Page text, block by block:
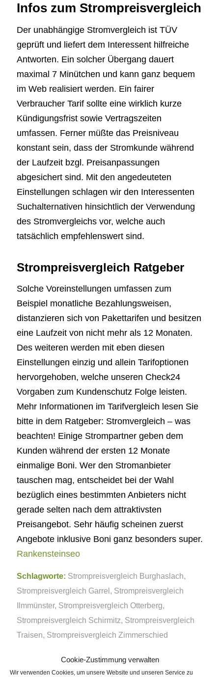
Cookie-Zustimmung verwalten
Wir verwenden Cookies, um unsere Website und unseren Service zu
Infos zum Strompreisvergleich
Der unabhängige Stromvergleich ist TÜV
geprüft und liefert dem Interessent hilfreiche
Antworten. Ein solcher Übergang dauert
maximal 7 Minütchen und kann ganz bequem
im Web realisiert werden. Ein fairer
Verbraucher Tarif sollte eine wirklich kurze
Kündigungsfrist sowie Vertragszeiten
umfassen. Ferner müßte das Preisniveau
konstant sein, dass der Stromkunde während
der Laufzeit bzgl. Preisanpassungen
abgesichert sind. Mit den angedeuteten
Einstellungen schlagen wir den Interessenten
Suchalternativen hinsichtlich der Verwendung
des Stromvergleichs vor, welche auch
tatsächlich empfehlenswert sind.
Strompreisvergleich Ratgeber
Solche Voreinstellungen umfassen zum
Beispiel monatliche Bezahlungsweisen,
distanzieren sich von Pakettarifen und besitzen
eine Laufzeit von nicht mehr als 12 Monaten.
Des weiteren werden mit eben diesen
Einstellungen einzig und allein Tarifoptionen
hervorgehoben, welche unseren Check24
Vorgaben zum Kundenschutz Folge leisten.
Mehr Informationen im Tarifvergleich lesen Sie
bitte in dem Ratgeber: Stromvergleich – was
beachten! Einige Strompartner geben dem
Kunden während der ersten 12 Monate
einmalige Boni. Wer den Stromanbieter
tauschen mag, entscheidet bei der Wahl
bezüglich eines bestimmten Anbieters nicht
gerade selten nach dem attraktivsten
Preisangebot. Sehr häufig scheinen zuerst
Angebote inklusive Boni ganz besonders super.
Rankensteinseo
Schlagworte: Strompreisvergleich Burghaslach,
Strompreisvergleich Garrel , Strompreisvergleich
Ilmmünster, Strompreisvergleich Otterberg,
Strompreisvergleich Schirmitz, Strompreisvergleich
Traisen, Strompreisvergleich Zimmerschied
Eintrag teilen